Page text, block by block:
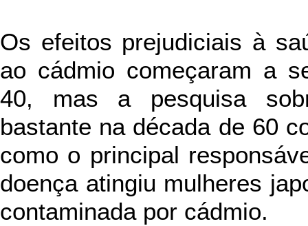
Os efeitos prejudiciais à
ao cádmio começaram a
40, mas a pesquisa
bastante na década de 60
como o principal
doença atingiu mulheres
contaminada por cádmio.